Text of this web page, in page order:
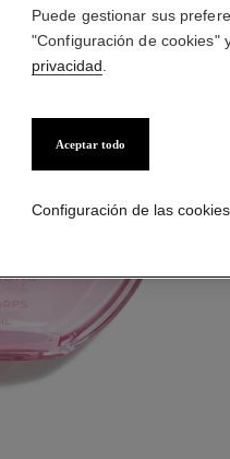
Puede gestionar sus
"Configuración de cookies"
privacidad
Aceptar todo
Configuración de las cookies